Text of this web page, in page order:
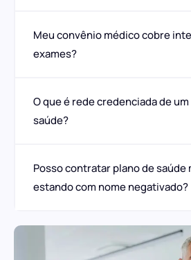
Meu convênio médico cobre
exames?
O que é rede credenciada de
saúde?
Posso contratar plano de saúde
estando com nome negativado?